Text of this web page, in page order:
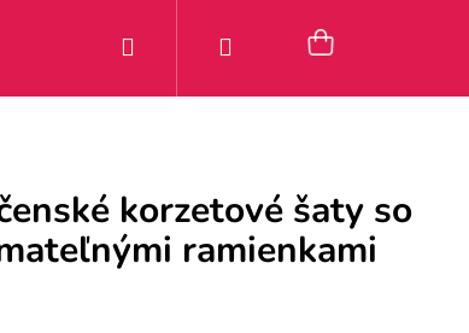
Zľavy Posledné kúsky 9–49 €
PrihlásenieNákupný
korzetové šaty so
ramienkami